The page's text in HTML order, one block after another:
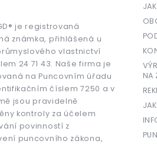
je registrovaná
známka, přihlášená u
vlastnictví
24 71 43. Naše firma je
na Puncovním úřadu
číslem 7250 a v
jsou pravidelně
kontroly za účelem
povinností z
puncovního zákona,
NA